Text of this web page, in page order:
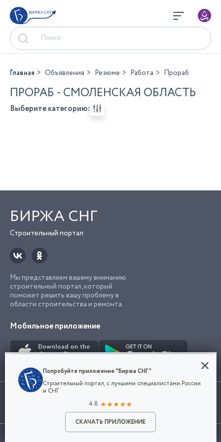
БИРЖА СНГ
Разместить объявление
Главная Объявления Резюме Работа Прораб
ПРОРАБ - СМОЛЕНСКАЯ ОБЛАСТЬ
Выберите категорию:
БИРЖА СНГ
Строительный портал
Мы представляем вашему вниманию
строительный портал, который
поможет решить вашу проблему в
области строительства и ремонта.
Мобильное приложение
Использование сайта, в том числе подача объявлений, означает
марки представленные на сайте являются собственностью их
©2026Биржа СНГ
Конфиденциальность
Мы используем файлы cookie, чтобы сделать
наш сайт удобным для каждого
Политикой конфиденциальности компании
и принимаете условия использования cookie.
Попробуйте приложение "Биржа СНГ"
Строительный портал, с лучшими специалистами России
и СНГ
4.8
СКАЧАТЬ ПРИЛОЖЕНИЕ